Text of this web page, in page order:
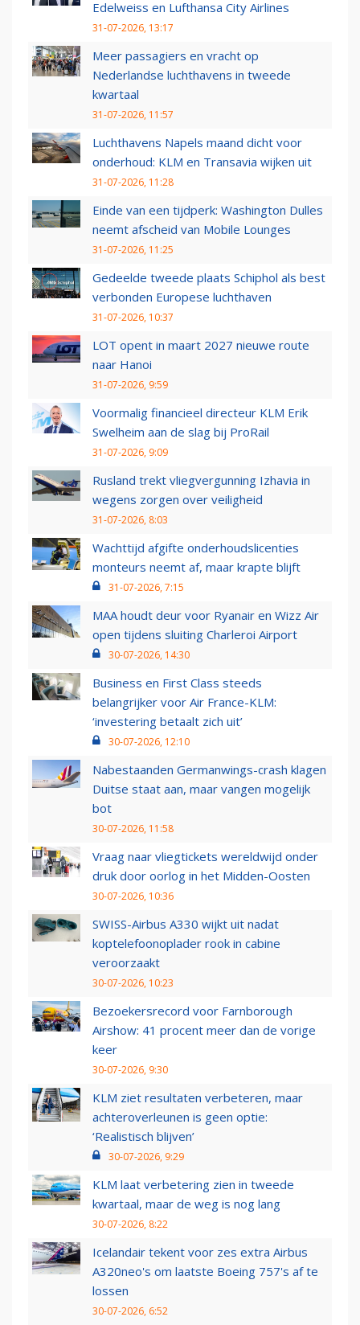
Edelweiss en Lufthansa City Airlines
31-07-2026, 13:17
Meer passagiers en vracht op
Nederlandse luchthavens in tweede
kwartaal
31-07-2026, 11:57
Luchthavens Napels maand dicht voor
onderhoud: KLM en Transavia wijken uit
31-07-2026, 11:28
Einde van een tijdperk: Washington Dulles
neemt afscheid van Mobile Lounges
31-07-2026, 11:25
Gedeelde tweede plaats Schiphol als best
verbonden Europese luchthaven
31-07-2026, 10:37
LOT opent in maart 2027 nieuwe route
naar Hanoi
31-07-2026, 9:59
Voormalig financieel directeur KLM Erik
Swelheim aan de slag bij ProRail
31-07-2026, 9:09
Rusland trekt vliegvergunning Izhavia in
wegens zorgen over veiligheid
31-07-2026, 8:03
Wachttijd afgifte onderhoudslicenties
monteurs neemt af, maar krapte blijft
31-07-2026, 7:15
MAA houdt deur voor Ryanair en Wizz Air
open tijdens sluiting Charleroi Airport
30-07-2026, 14:30
Business en First Class steeds
belangrijker voor Air France-KLM:
‘investering betaalt zich uit’
30-07-2026, 12:10
Nabestaanden Germanwings-crash klagen
Duitse staat aan, maar vangen mogelijk
bot
30-07-2026, 11:58
Vraag naar vliegtickets wereldwijd onder
druk door oorlog in het Midden-Oosten
30-07-2026, 10:36
SWISS-Airbus A330 wijkt uit nadat
koptelefoonoplader rook in cabine
veroorzaakt
30-07-2026, 10:23
Bezoekersrecord voor Farnborough
Airshow: 41 procent meer dan de vorige
keer
30-07-2026, 9:30
KLM ziet resultaten verbeteren, maar
achteroverleunen is geen optie:
‘Realistisch blijven’
30-07-2026, 9:29
KLM laat verbetering zien in tweede
kwartaal, maar de weg is nog lang
30-07-2026, 8:22
Icelandair tekent voor zes extra Airbus
A320neo's om laatste Boeing 757's af te
lossen
30-07-2026, 6:52